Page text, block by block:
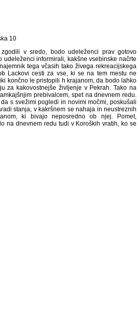
10
v sredo, bodo udeleženci prav gotovo
informirali, kakšne vsebinske načrte
tega včasih tako živega rekreacijskega
Lackovi cesti za vse, ki se na tem mestu ne
končno le pristopili h krajanom, da bodo lahko
za kakovostnejše življenje v Pekrah. Tako na
prebivalcem, spet na dnevnem redu.
s svežimi pogledi in novimi močmi, poskušali
stanja, v kakršnem se nahaja in neustreznih
ki bivajo neposredno ob njej. Pomet,
na dnevnem redu tudi v Koroških vratih, ko se